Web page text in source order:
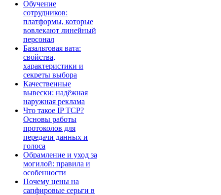
Обучение
сотрудников:
платформы, которые
вовлекают линейный
персонал
Базальтовая вата:
свойства,
характеристики и
секреты выбора
Качественные
вывески: надёжная
наружная реклама
Что такое IP TCP?
Основы работы
протоколов для
передачи данных и
голоса
Обрамление и уход за
могилой: правила и
особенности
Почему цены на
сапфировые серьги в